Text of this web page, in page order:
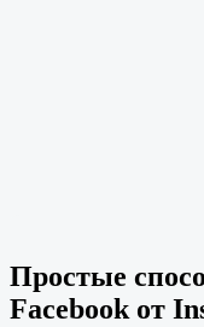
Простые
Facebook от